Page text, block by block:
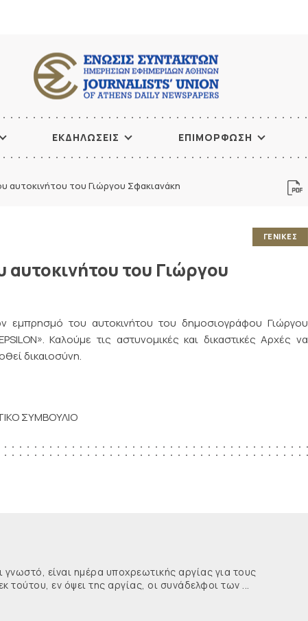
ΕΚΔΗΛΩΣΕΙΣ ΕΠΙΜΟΡΦΩΣΗ
αυτοκινήτου του Γιώργου Σφακιανάκη
ΓΕΝΙΚΕΣ
του Γιώργου
εμπρησμό του αυτοκινήτου του δημοσιογράφου Γιώργου
Καλούμε τις αστυνομικές και δικαστικές Αρχές να
δικαιοσύνη.
ΣΥΜΒΟΥΛΙΟ
είναι ημέρα υποχρεωτικής αργίας για τους
εν όψει της αργίας, οι συνάδελφοι των ...